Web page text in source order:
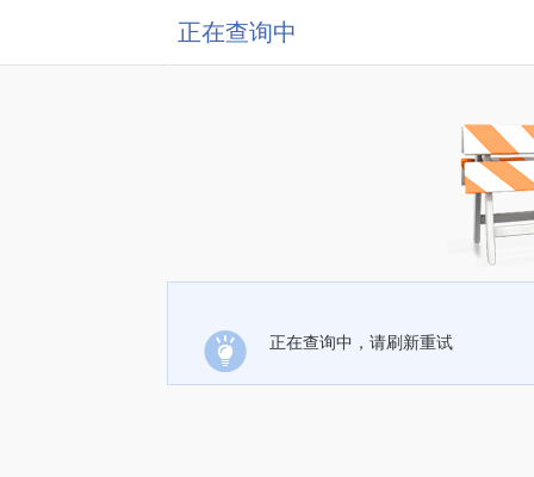
正在查询中
正在查询中，请刷新重试